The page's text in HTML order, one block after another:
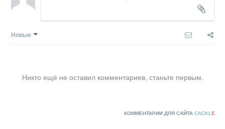
Новые
Никто ещё не оставил комментариев, станьте первым.
КОММЕНТАРИИ ДЛЯ САЙТА CACKL E